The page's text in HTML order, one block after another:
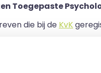
Toegepaste
die bij de KvK